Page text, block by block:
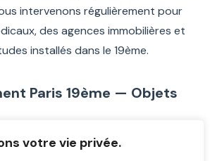
votre vie privée.
intervenons régulièrement pour
des agences immobilières et
installés dans le 19ème.
Paris 19ème — Objets
biens précieuxnécessitent une